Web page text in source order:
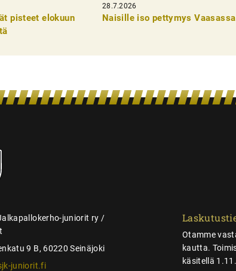
pisteet elokuun
28.7.2026
Naisille iso pettymys Vaasassa
juniorit ry /
9 B, 60220 Seinäjoki
juniorit.fi
Otamme
kautta.
käsitellä